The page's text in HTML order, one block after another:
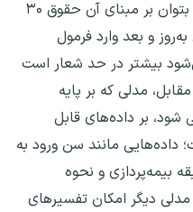
عملیاتی و قابل اتکا ارائه نکرده که بتوان بر مبنای آن حقوق ۳۰
و بعد وارد فرمول
بیشتر در حد شعار است
مدلی که بر پایه
شود، بر داده‌های قابل
داده‌هایی مانند سن ورود به
بیمه‌پردازی و نحوه
دیگر امکان تفسیرهای